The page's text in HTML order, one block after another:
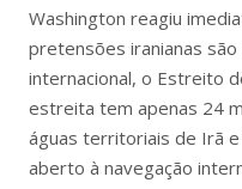
Washington reagiu
pretensões iranianas
internacional, o Estreito
estreita tem apenas 24
águas territoriais de Irã
aberto à navegação